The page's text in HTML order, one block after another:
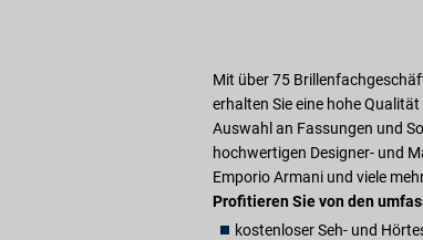
Mit über 75
erhalten Sie eine hohe
Auswahl an Fassungen und
hochwertigen Designer- und
Emporio Armani und viele
Profitieren Sie von den
kostenloser Seh- und